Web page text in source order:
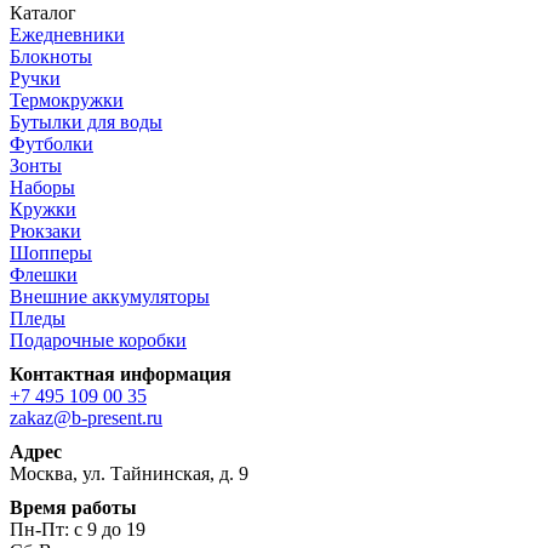
Каталог
Ежедневники
Блокноты
Ручки
Термокружки
Бутылки для воды
Футболки
Зонты
Наборы
Кружки
Рюкзаки
Шопперы
Флешки
Внешние аккумуляторы
Пледы
Подарочные коробки
Контактная информация
+7 495 109 00 35
zakaz@b-present.ru
Адрес
Москва, ул. Тайнинская, д. 9
Время работы
Пн-Пт: с 9 до 19